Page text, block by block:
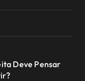
Deve Pensar